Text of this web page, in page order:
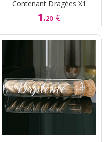
Contenant Dragées X1
1.20 €